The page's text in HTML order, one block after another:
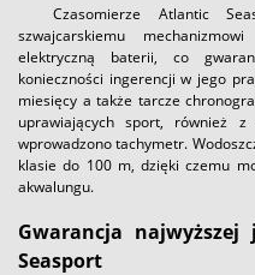
Czasomierze Atlantic
szwajcarskiemu
elektryczną baterii, co
konieczności ingerencji w jego
miesięcy a także tarcze
uprawiających sport, również
wprowadzono tachymetr.
klasie do 100 m, dzięki czemu
akwalungu.
Gwarancja
Seasport